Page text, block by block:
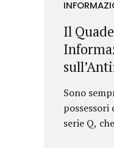
Il
Sono
serie Q,